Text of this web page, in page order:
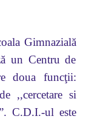
Gimnazială
un Centru de
doua funcţii:
,,cercetare si
C.D.I.-ul este